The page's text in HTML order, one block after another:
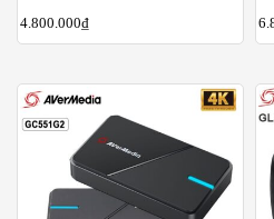
4.800.000₫